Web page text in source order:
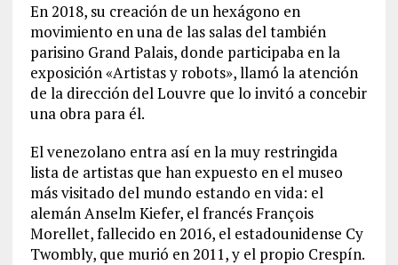
En 2018, su creación de un hexágono en
movimiento en una de las salas del también
parisino Grand Palais, donde participaba en la
exposición «Artistas y robots», llamó la atención
de la dirección del Louvre que lo invitó a concebir
una obra para él.
El venezolano entra así en la muy restringida
lista de artistas que han expuesto en el museo
más visitado del mundo estando en vida: el
alemán Anselm Kiefer, el francés François
Morellet, fallecido en 2016, el estadounidense Cy
Twombly, que murió en 2011, y el propio Crespín.